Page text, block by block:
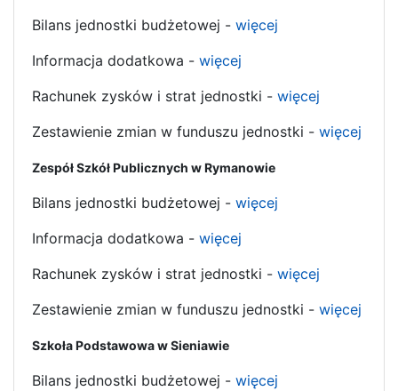
Bilans jednostki budżetowej - więcej
Informacja dodatkowa - więcej
Rachunek zysków i strat jednostki - więcej
Zestawienie zmian w funduszu jednostki - więcej
Zespół Szkół Publicznych w Rymanowie
Bilans jednostki budżetowej - więcej
Informacja dodatkowa - więcej
Rachunek zysków i strat jednostki - więcej
Zestawienie zmian w funduszu jednostki - więcej
Szkoła Podstawowa w Sieniawie
Bilans jednostki budżetowej - więcej